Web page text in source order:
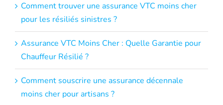
Comment trouver une assurance VTC moins cher
pour les résiliés sinistres ?
Assurance VTC Moins Cher : Quelle Garantie pour
Chauffeur Résilié ?
Comment souscrire une assurance décennale
moins cher pour artisans ?